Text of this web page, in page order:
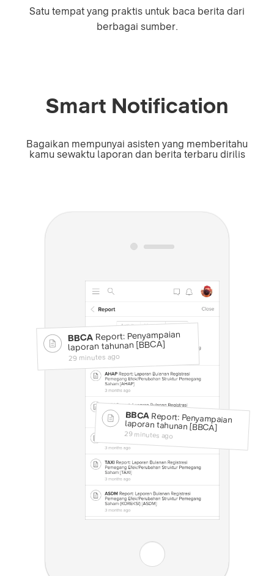
Satu tempat yang praktis untuk baca berita dari
berbagai sumber.
Smart Notification
Bagaikan mempunyai asisten yang memberitahu
kamu sewaktu laporan dan berita terbaru dirilis
BBCA Report: Penyampaian
laporan tahunan [BBCA]
29 minutes ago
BBCA Report: Penyampaian
laporan tahunan[BBCA]
29 minutes ago